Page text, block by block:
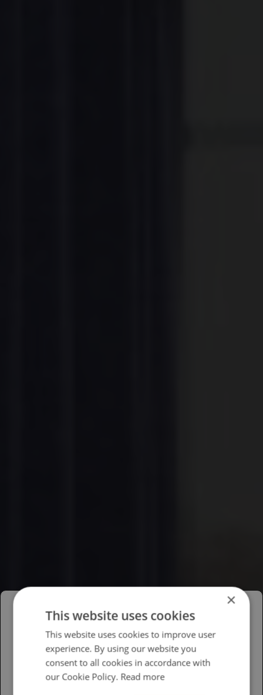
Please select your region/language
British
USA
×
This website uses cookies
This website uses cookies to improve user
experience. By using our website you
consent to all cookies in accordance with
our Cookie Policy. Read more